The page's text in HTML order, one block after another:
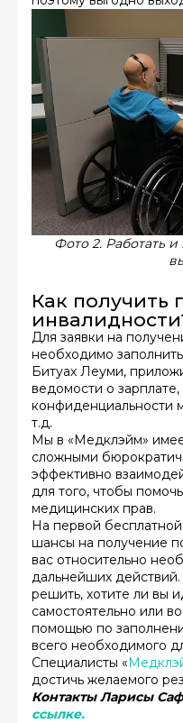
Фото 2. Работать и
Как получить
Для заявки на
необходимо
Битуах Леуми,
ведомости о зарплате,
конфиденциальности
т.д.
Мы в «Медклэйм»
сложными
эффективно
для того, чтобы
медицинских прав.
На первой
шансы на получение
вас относительно
дальнейших
решить, хотите ли вы
самостоятельно или
помощью по
всего необходимого
Специалисты «
достичь желаемого
Контакты Ларисы
ссылке.